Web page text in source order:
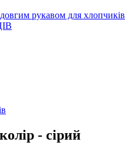
рукавом для хлопчиків
- сірий